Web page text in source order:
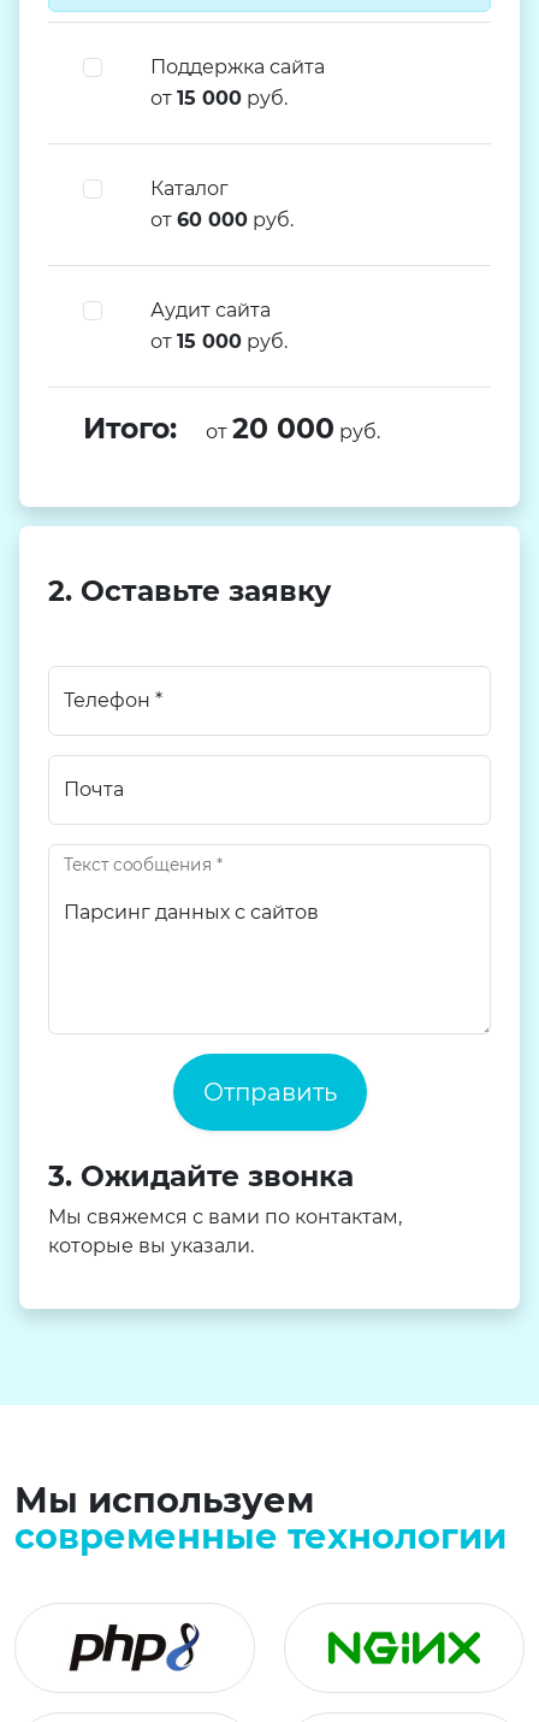
Поддержка сайта
от 15 000руб.
Каталог
от 60 000руб.
Аудит сайта
от 15 000руб.
Итого: от 20 000 руб.
2. Оставьте заявку
Телефон *
Почта
Текст сообщения
Текст сообщения
Текст сообщения *
Отправить
3. Ожидайте звонка
Мы свяжемся с вами по контактам,
которые вы указали.
Мы используем
современные технологии